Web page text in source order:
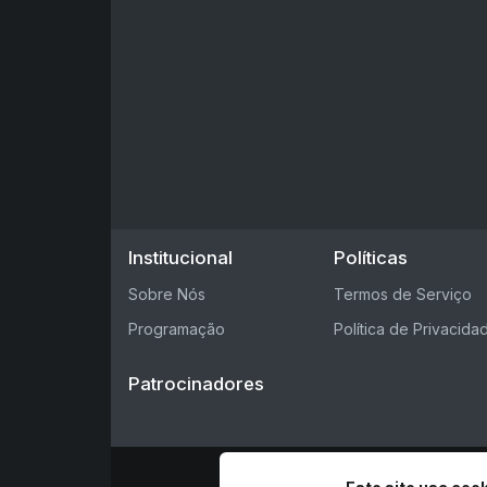
Institucional
Sobre Nós
Programação
Políticas
Termos de Serviço
Política de
Patrocinadores